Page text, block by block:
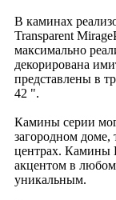
В каминах
Transparent
максимально
декорирована
представлены в
42 ".
Камины серии
загородном доме,
центрах. Камины
акцентом в
уникальным.